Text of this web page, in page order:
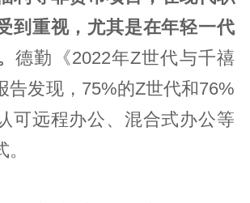
到重视，尤其是在年轻一代
德勤《2022年Z世代与千禧
告发现，75%的Z世代和76%
可远程办公、混合式办公等